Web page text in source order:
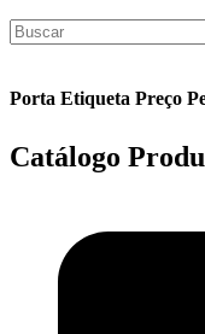
Porta Etiqueta Preço
Catálogo